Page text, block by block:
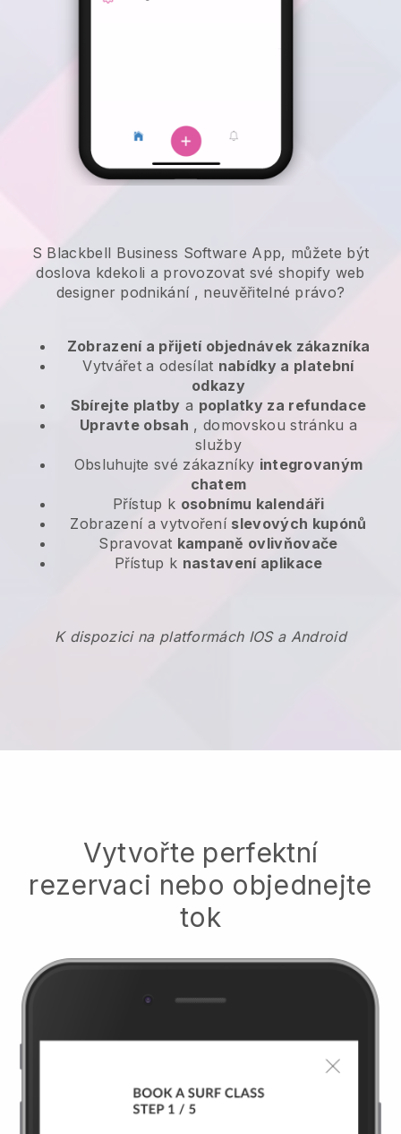
S Blackbell Business Software App, můžete být
doslova kdekoli a provozovat své shopify web
designer podnikání, neuvěřitelné právo?
Zobrazení a přijetí objednávek zákazníka
Vytvářet a odesílat nabídky a platební
odkazy
Sbírejte platby a poplatky za refundace
Upravte obsah , domovskou stránku a
služby
Obsluhujte své zákazníky integrovaným
chatem
Přístup k osobnímu kalendáři
Zobrazení a vytvoření slevových kupónů
Spravovat kampaně ovlivňovače
Přístup k nastavení aplikace
K dispozici na platformách IOS a Android
Vytvořte perfektní
rezervaci nebo objednejte
tok